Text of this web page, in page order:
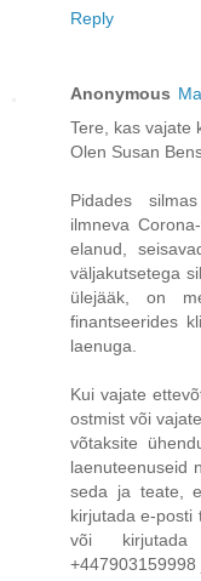
Reply
Anonymous
Tere, kas vajate
Olen Susan
Pidades
ilmneva
elanud,
väljakutsetega
ülejääk, on
finantseerides
laenuga.
Kui vajate
ostmist või
võtaksite
laenuteenuseid
seda ja teate,
kirjutada e-posti
või
+447903159998